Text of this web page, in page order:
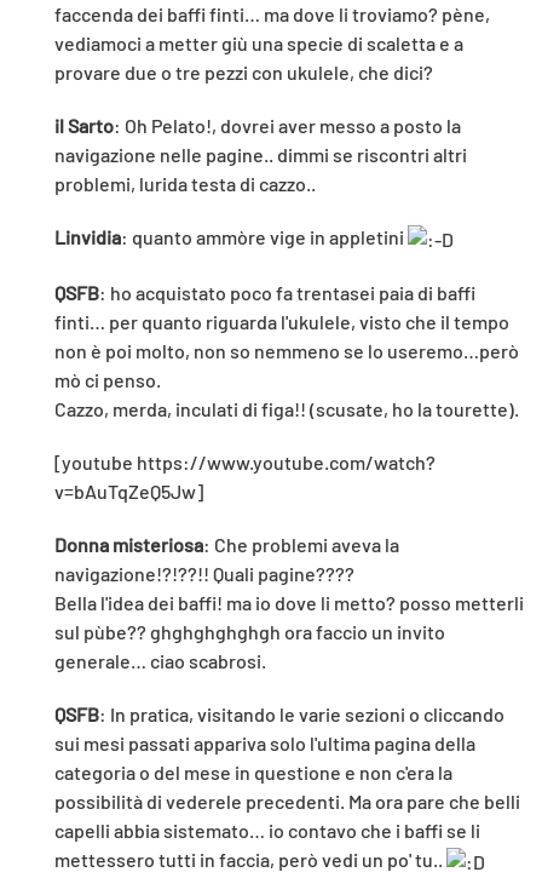
faccenda dei baffi finti… ma dove li troviamo? pène,
vediamoci a metter giù una specie di scaletta e a
provare due o tre pezzi con ukulele, che dici?
il Sarto: Oh Pelato!, dovrei aver messo a posto la
navigazione nelle pagine.. dimmi se riscontri altri
problemi, lurida testa di cazzo..
Linvidia: quanto ammòre vige in appletini
QSFB: ho acquistato poco fa trentasei paia di baffi
finti… per quanto riguarda l'ukulele, visto che il tempo
non è poi molto, non so nemmeno se lo useremo…però
mò ci penso.
Cazzo, merda, inculati di figa!! (scusate, ho la tourette).
[youtube https://www.youtube.com/watch?
v=bAuTqZeQ5Jw]
Donna misteriosa: Che problemi aveva la
navigazione!?!??!! Quali pagine????
Bella l'idea dei baffi! ma io dove li metto? posso metterli
sul pùbe?? ghghghghghgh ora faccio un invito
generale… ciao scabrosi.
QSFB: In pratica, visitando le varie sezioni o cliccando
sui mesi passati appariva solo l'ultima pagina della
categoria o del mese in questione e non c'era la
possibilità di vederele precedenti. Ma ora pare che belli
capelli abbia sistemato… io contavo che i baffi se li
mettessero tutti in faccia, però vedi un po' tu..